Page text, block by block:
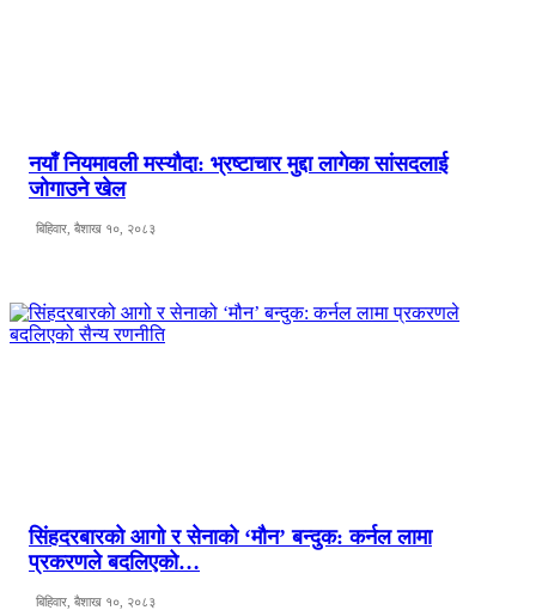
नयाँ नियमावली मस्यौदा: भ्रष्टाचार मुद्दा लागेका सांसदलाई
जोगाउने खेल
बिहिवार, बैशाख १०, २०८३
सिंहदरबारको आगो र सेनाको ‘मौन’ बन्दुक: कर्नल लामा
प्रकरणले बदलिएको…
बिहिवार, बैशाख १०, २०८३